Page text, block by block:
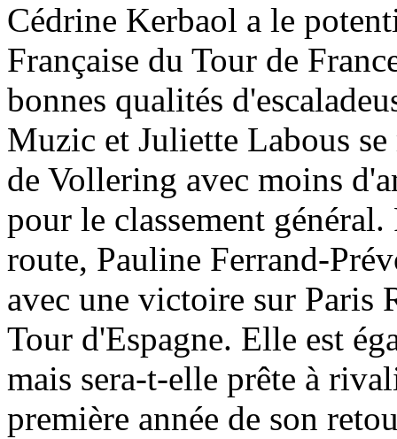
Cédrine Kerbaol a le
Française du Tour de
bonnes qualités
Muzic et Juliette Labous
de Vollering avec moins
pour le classement
route, Pauline Ferrand-
avec une victoire sur Paris
Tour d'Espagne. Elle est
mais sera-t-elle prête à
première année de son